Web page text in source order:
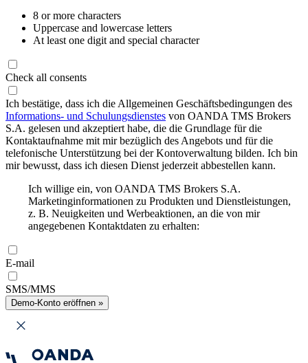
8 or more characters
Uppercase and lowercase letters
At least one digit and special character
Check all consents
Ich bestätige, dass ich die Allgemeinen Geschäftsbedingungen des
Informations- und Schulungsdienstes von OANDA TMS Brokers
S.A. gelesen und akzeptiert habe, die die Grundlage für die
Kontaktaufnahme mit mir bezüglich des Angebots und für die
telefonische Unterstützung bei der Kontoverwaltung bilden. Ich bin
mir bewusst, dass ich diesen Dienst jederzeit abbestellen kann.
Ich willige ein, von OANDA TMS Brokers S.A.
Marketinginformationen zu Produkten und Dienstleistungen,
z. B. Neuigkeiten und Werbeaktionen, an die von mir
angegebenen Kontaktdaten zu erhalten:
E-mail
SMS/MMS
Demo-Konto eröffnen »